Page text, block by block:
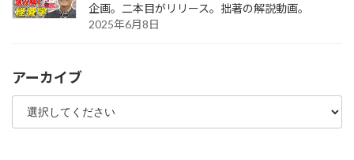
企画。二本目がリリース。拙著の解説動画。
2025年6月8日
アーカイブ